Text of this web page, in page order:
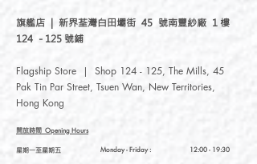
旗艦店 | 新界荃灣白田壩街 45 號南豐紗廠 1 樓
124 - 125 號鋪
Flagship Store | Shop 124 - 125, The Mills, 45
Pak Tin Par Street, Tsuen Wan, New Territories,
Hong Kong
開放時間 Opening Hours
星期一至星期五 12:00 - 19:30
Monday - Friday :